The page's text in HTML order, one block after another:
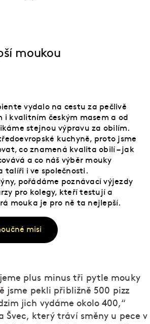
moukou
vydalo na cestu za pečlivě
i kvalitním českým masem a od
stejnou výpravu za obilím.
kuchyně, proto jsme
co znamená kvalita obilí – jak
a co náš výběr mouky
talíři i ve společnosti.
pořádáme poznávací výjezdy
pro kolegy, kteří testují a
mouka je pro ně ta nejlepší.
misi
plus minus tři pytle mouky
jsme pekli přibližně 500 pizz
jich vydáme okolo 400,“
Švec, který tráví směny u pece v